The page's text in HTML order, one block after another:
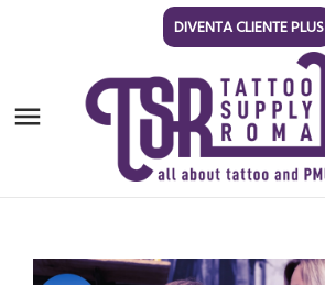
DIVENTA CLIENTE PLUS
